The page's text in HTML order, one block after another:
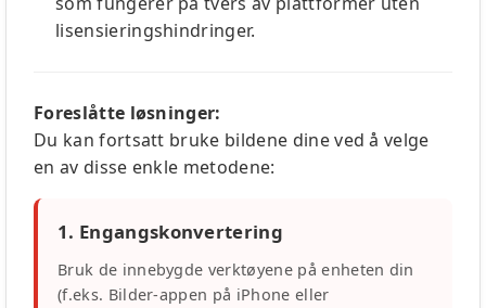
lisensieringshindringer.
Foreslåtte løsninger:
Du kan fortsatt bruke bildene dine ved å velge
en av disse enkle metodene:
1. Engangskonvertering
Bruk de innebygde verktøyene på enheten din
(f.eks. Bilder-appen på iPhone eller